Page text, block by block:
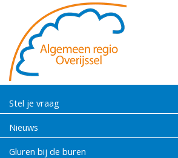
Stel je vraag
Nieuws
Gluren bij de buren